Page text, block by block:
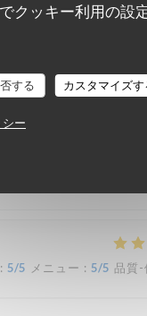
クッキー利用の設
する カスタマイズす
ー
recommandons !
: 5/5 メニュー : 5/5 品質-